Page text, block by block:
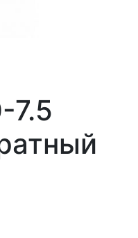
7.5